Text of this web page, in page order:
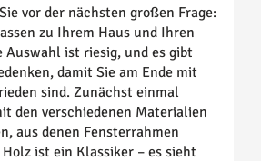
vor der nächsten großen Frage:
zu Ihrem Haus und Ihren
Auswahl ist riesig, und es gibt
damit Sie am Ende mit
sind. Zunächst einmal
den verschiedenen Materialien
aus denen Fensterrahmen
ist ein Klassiker – es sieht